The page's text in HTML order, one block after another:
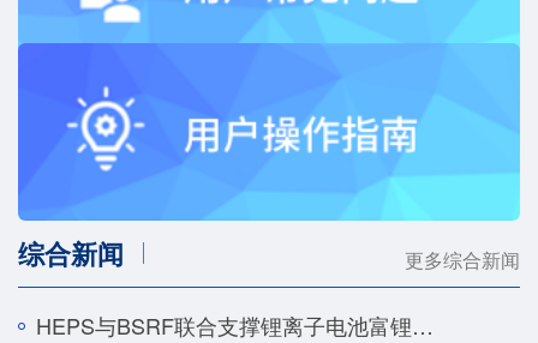
综合新闻 更多综合新闻
HEPS与BSRF联合支撑锂离子电池富锂正极快速化成机制研究